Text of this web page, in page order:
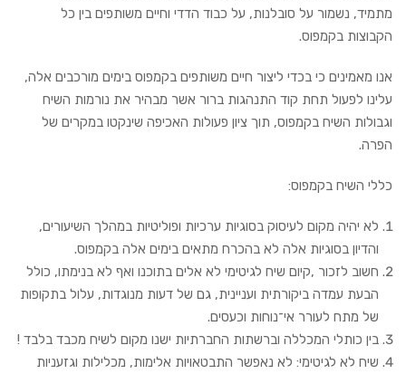
מתמיד, נשמור על סובלנות, על כבוד הדדי וחיים משותפים בין כל
הקבוצות בקמפוס.
אנו מאמינים כי בכדי ליצור חיים משותפים בקמפוס בימים מורכבים אלה,
עלינו לפעול תחת קוד התנהגות ברור אשר מבהיר את נורמות השיח
וגבולות השיח בקמפוס, תוך ציון פעולות האכיפה שינקטו במקרים של
הפרה.
כללי השיח בקמפוס:
לא יהיה מקום לעיסוק בסוגיות ערכיות ופוליטיות במהלך השיעורים,
והדיון בסוגיות אלה לא בהכרח מתאים בימים אלה בקמפוס.
חשוב לזכור ,קיום שיח לגיטימי לא אלים בתוכנו ואף לא בנימתו, כולל
הבעת עמדה ביקורתית ועניינית, גם של דעות מנוגדות, עלול בתקופות
של מתח לעורר אי־נוחות וכעסים.
בין כותלי המכללה וברשתות החברתיות ישנו מקום לשיח מכבד בלבד !
שיח לא לגיטימי: לא נאפשר התבטאויות אלימות, מכלילות וגזעניות